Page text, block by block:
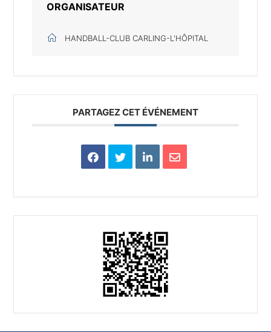
ORGANISATEUR
HANDBALL-CLUB CARLING-L'HÔPITAL
PARTAGEZ CET ÉVÉNEMENT